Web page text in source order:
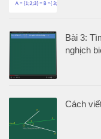
Bài 3:
nghịch
Cách